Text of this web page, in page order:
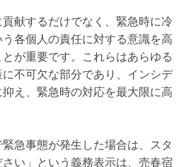
献するだけでなく、緊急時に冷
各個人の責任に対する意識を高
が重要です。これらはあらゆる
不可欠な部分であり、インシデ
え、緊急時の対応を最大限に高
急事態が発生した場合は、スタ
い」という義務表示は、売春宿